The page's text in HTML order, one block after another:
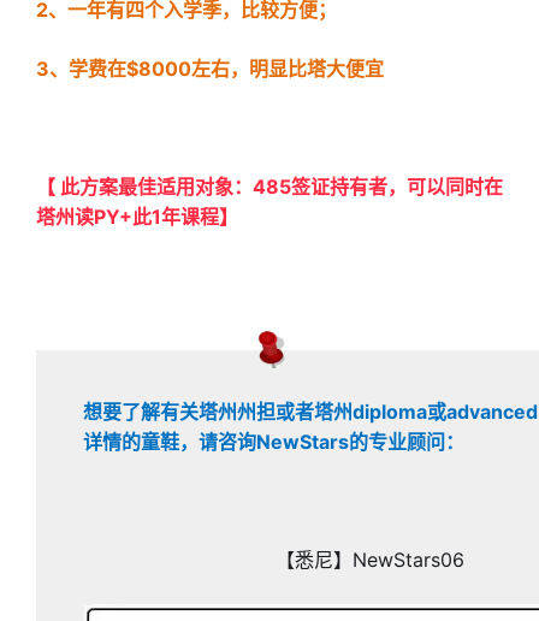
2、一年有四个入学季，比较方便；
3、学费在$8000左右，明显比塔大便宜
【 此方案最佳适用对象：485签证持有者，可以同时在
塔州读PY+此1年课程】
想要了解有关塔州州担或者塔州diploma或
详情的童鞋，请咨询NewStars的专业顾问：
【悉尼】NewStars06